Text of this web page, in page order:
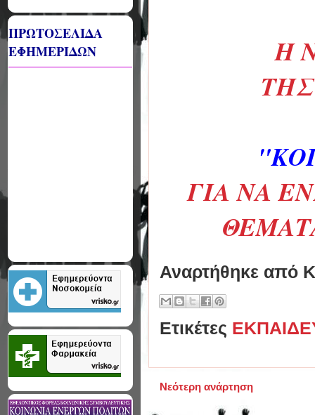
Η
ΓΙΑ ΝΑ
Αναρτήθηκε από
Ετικέτες
Νεότερη ανάρτηση
ΠΡΩΤΟΣΕΛΙΔΑ
ΕΦΗΜΕΡΙΔΩΝ